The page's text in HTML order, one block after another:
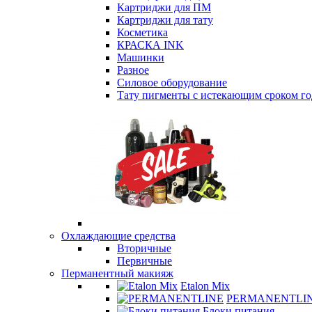
Картриджи для ПМ
Картриджи для тату
Косметика
КРАСКА INK
Машинки
Разное
Силовое оборудование
Тату пигменты с истекающим сроком
Охлаждающие средства
Вторичные
Первичные
Перманентный макияж
Etalon Mix